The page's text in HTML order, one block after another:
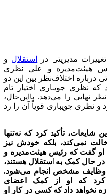
مدیریتی در استقلال و
هیئت‌مدیره و علی نظری
درباره اختلاف‌نظر بین این دو
نظری جویباری اختیار تام
نهایی را می‌دهد. بااین‌حال،
و نظری جویباری قویاً آن را رد
شایعات، تأکید کرد که نه‌تنها
نمی‌کند، بلکه خودش نیز
او گفت که رئیس هیئت‌مدیره و
در حال کمک به استقلال هستند،
وظایف مشخص انجام می‌شود.
کرد که او از کمک اعضای
نخواهد داد که کسی در کار او